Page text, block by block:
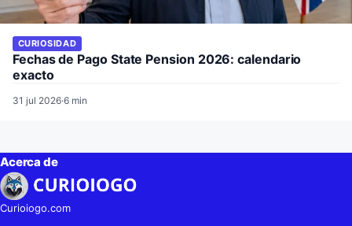
CURIOSIDAD
Fechas de Pago State Pension 2026: calendario
exacto
31 jul 2026·6 min
Acerca de
Curioiogo.com